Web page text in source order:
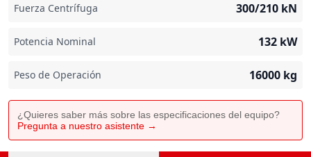
Fuerza Centrífuga
300/210 kN
Potencia Nominal 132 kW
Peso de Operación 16000 kg
¿Quieres saber más sobre las especificaciones del equipo?
Pregunta a nuestro asistente →